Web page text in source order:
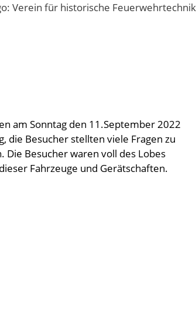
am Sonntag den 11.September 2022
die Besucher stellten viele Fragen zu
Besucher waren voll des Lobes
Fahrzeuge und Gerätschaften.